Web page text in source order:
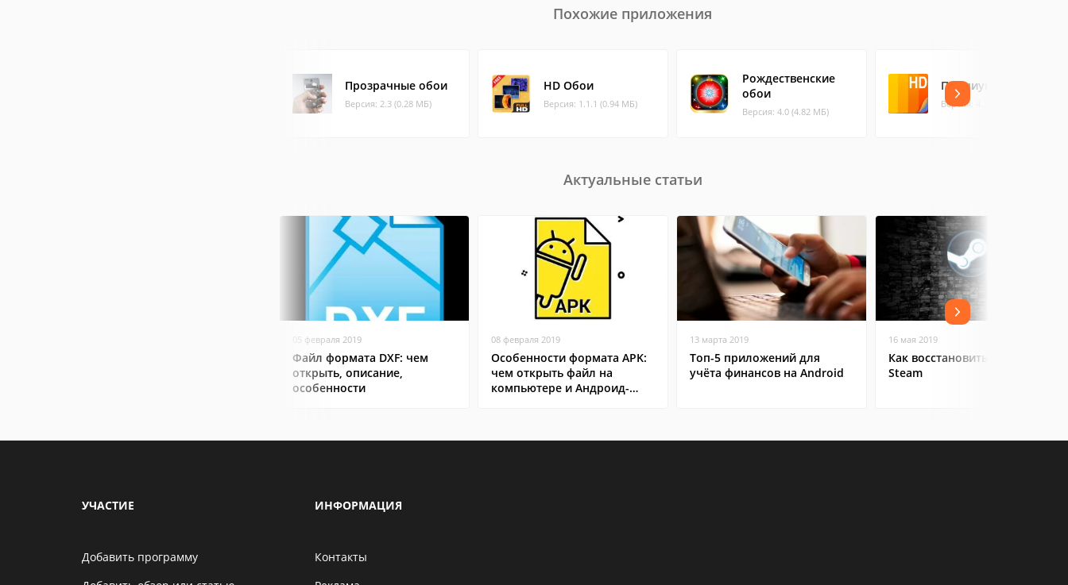
Похожие приложения
Прозрачные обои
Версия: 2.3 (0.28 МБ)
HD Обои
Версия: 1.1.1 (0.94 МБ)
Рождественские
обои
Версия: 4.0 (4.82 МБ)
Премиум Обои HD
Версия: 4.3.8 (6.82 МБ)
Актуальные статьи
05 февраля 2019
Файл формата DXF: чем
открыть, описание,
особенности
08 февраля 2019
Особенности формата APK:
чем открыть файл на
компьютере и Андроид-
13 марта 2019
Топ-5 приложений для
учёта финансов на Android
16 мая 2019
Как восстановить аккаунт в
Steam
УЧАСТИЕ
Добавить программу
ИНФОРМАЦИЯ
Контакты